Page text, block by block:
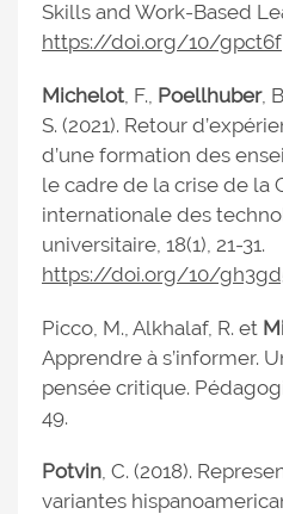
Skills and Work-Based
https://doi.org/10/gpct6f
Michelot, F., Poellhuber,
S. (2021). Retour
d’une formation des
le cadre de la crise de la
internationale des
universitaire, 18(1), 21-31.
https://doi.org/10/
Picco, M., Alkhalaf, R. et
Apprendre à s’informer.
pensée critique.
49.
Potvin, C. (2018).
variantes